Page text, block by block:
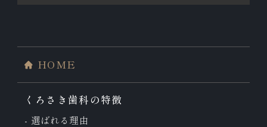
HOME
くろさき歯科の特徴
選ばれる理由